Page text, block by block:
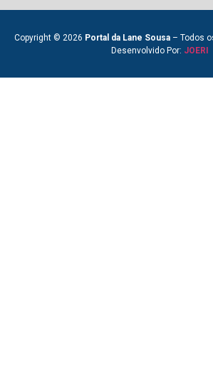
Copyright © 2026 Portal da Lane Sousa– Todos
Desenvolvido Por: JOERI